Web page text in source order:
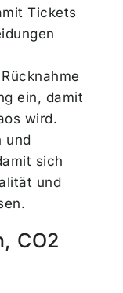
Tickets
ein, damit
wird.
und
sich
und
CO2